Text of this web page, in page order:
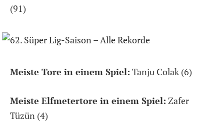
(91)
Meiste Tore in einem Spiel: Tanju Colak (6)
Meiste Elfmetertore in einem Spiel: Zafer
Tüzün (4)